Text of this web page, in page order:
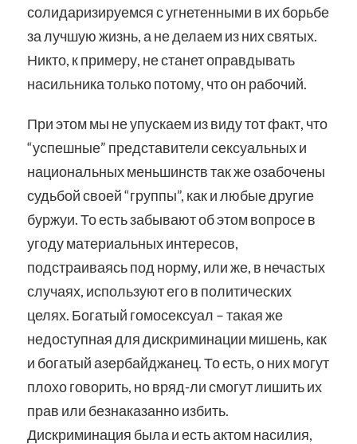
солидаризируемся с угнетенными в их борьбе
за лучшую жизнь, а не делаем из них святых.
Никто, к примеру, не станет оправдывать
насильника только потому, что он рабочий.
При этом мы не упускаем из виду тот факт, что
“успешные” представители сексуальных и
национальных меньшинств так же озабочены
судьбой своей “группы”, как и любые другие
буржуи. То есть забывают об этом вопросе в
угоду материальных интересов,
подстраиваясь под норму, или же, в нечастых
случаях, используют его в политических
целях. Богатый гомосексуал – такая же
недоступная для дискриминации мишень, как
и богатый азербайджанец. То есть, о них могут
плохо говорить, но вряд-ли смогут лишить их
прав или безнаказанно избить.
Дискриминация была и есть актом насилия,